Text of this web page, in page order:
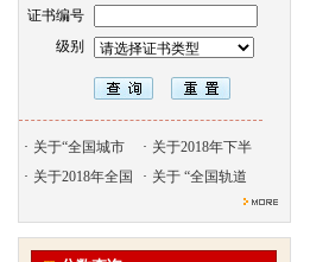
证书编号
级别
· 关于“全国城市 · 关于2018年下半
· 关于2018年全国 · 关于 “全国轨道